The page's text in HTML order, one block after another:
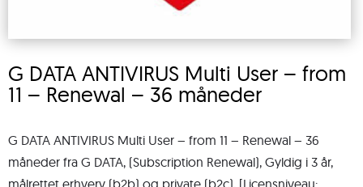
G DATA ANTIVIRUS Multi User – from
11 – Renewal – 36 måneder
G DATA ANTIVIRUS Multi User – from 11 – Renewal – 36
måneder fra G DATA, (Subscription Renewal), Gyldig i 3 år,
målrettet erhverv (b2b) og private (b2c), [Licensniveau: